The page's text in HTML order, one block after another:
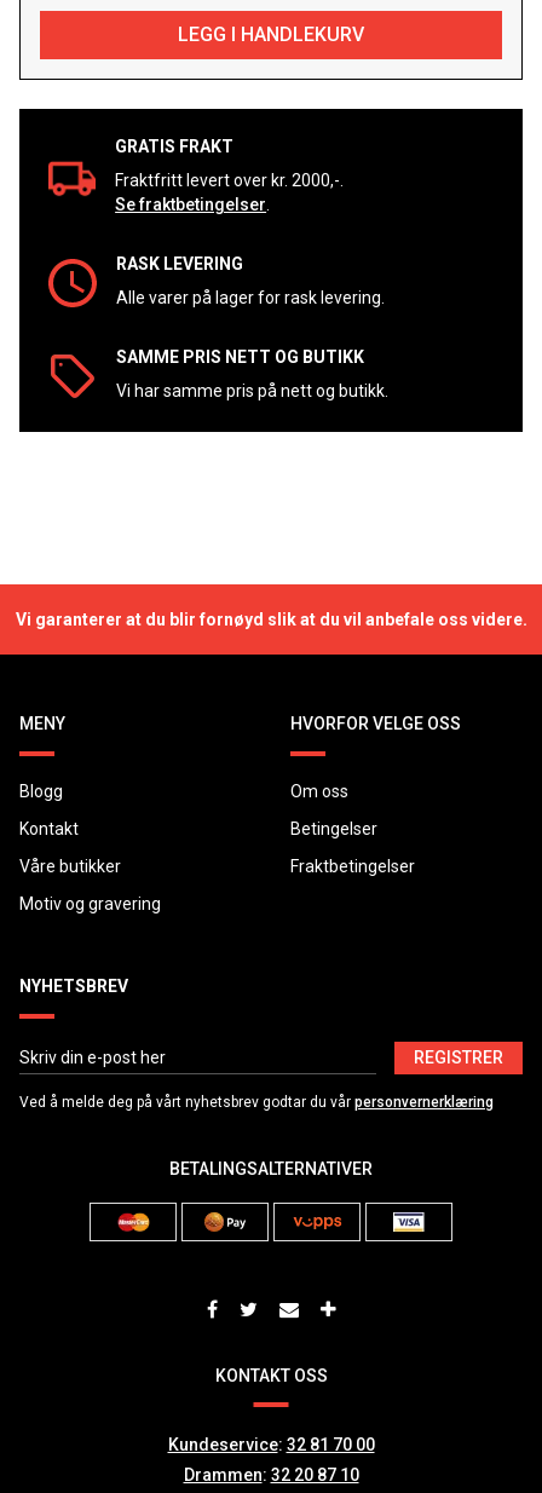
GRATIS FRAKT
Fraktfritt levert over kr. 2000,-.
Se fraktbetingelser
RASK LEVERING
Alle varer på lager for rask levering.
SAMME PRIS NETT OG BUTIKK
Vi har samme pris på nett og butikk.
Vi garanterer at du blir fornøyd slik at du vil anbefale oss videre.
MENY
Blogg
Kontakt
Våre butikker
Motiv og gravering
HVORFOR VELGE OSS
Om oss
Betingelser
Fraktbetingelser
NYHETSBREV
REGISTRER
Ved å melde deg på vårt nyhetsbrev godtar du vår personvernerklæring
BETALINGSALTERNATIVER
KONTAKT OSS
Kundeservice: 32 81 70 00
Drammen: 32 20 87 10